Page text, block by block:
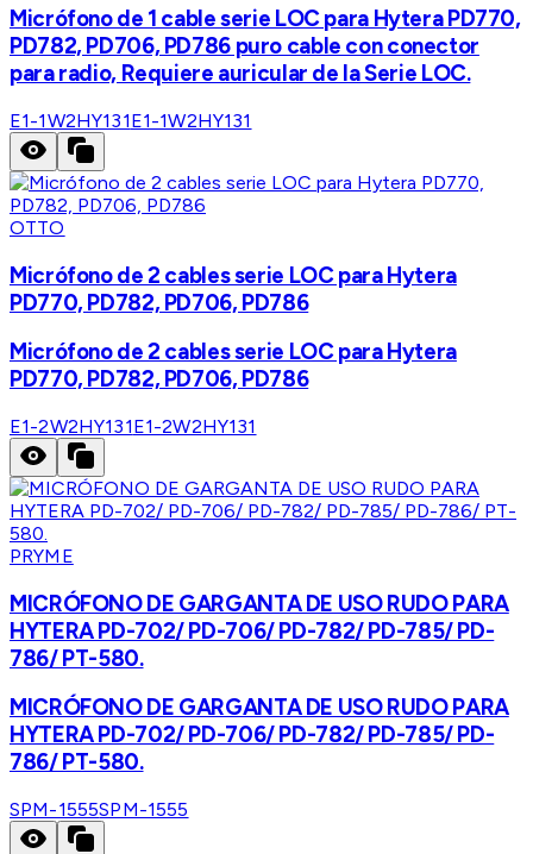
Micrófono de 1 cable serie LOC para Hytera PD770,
PD782, PD706, PD786 puro cable con conector
para radio, Requiere auricular de la Serie LOC.
E1-1W2HY131E1-1W2HY131
OTTO
Micrófono de 2 cables serie LOC para Hytera
PD770, PD782, PD706, PD786
Micrófono de 2 cables serie LOC para Hytera
PD770, PD782, PD706, PD786
E1-2W2HY131E1-2W2HY131
PRYME
MICRÓFONO DE GARGANTA DE USO RUDO PARA
HYTERA PD-702/ PD-706/ PD-782/ PD-785/ PD-
786/ PT-580.
MICRÓFONO DE GARGANTA DE USO RUDO PARA
HYTERA PD-702/ PD-706/ PD-782/ PD-785/ PD-
786/ PT-580.
SPM-1555SPM-1555